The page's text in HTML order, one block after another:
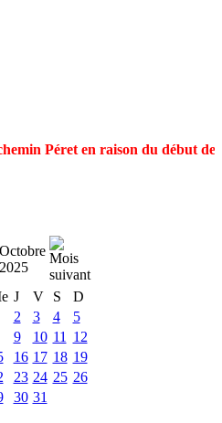
Péret en raison du début
Octobre
2025
J V S
D
2 3 4
5
9 10 11
12
16 17 18 19
23 24 25 26
30 31